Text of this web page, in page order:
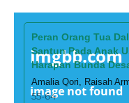
Peran Orang Tua
Santun Pada Anak
Harapan Bunda
Amalia Qori, Raisah
55-64